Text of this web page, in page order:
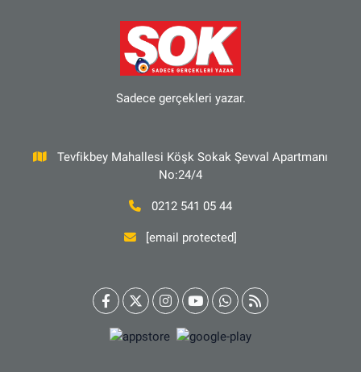
Sadece gerçekleri yazar.
Tevfikbey Mahallesi Köşk Sokak Şevval Apartmanı
No:24/4
0212 541 05 44
[email protected]